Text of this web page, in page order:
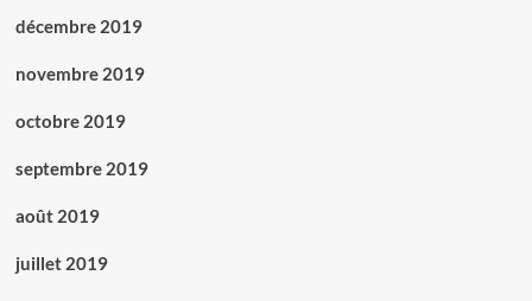
décembre 2019
novembre 2019
octobre 2019
septembre 2019
août 2019
juillet 2019